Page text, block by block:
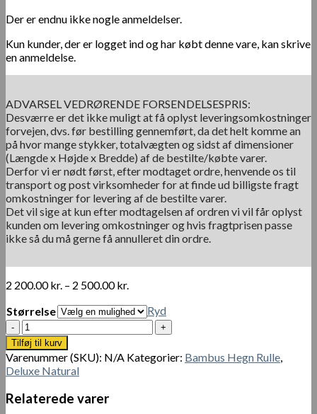
Der er endnu ikke nogle anmeldelser.
Kun kunder, der er logget ind og har købt denne vare, kan skrive
en anmeldelse.
ADVARSEL VEDRØRENDE FORSENDELSESPRIS:
Desværre er det ikke muligt at få oplyst leveringsomkostninger
forvejen, dvs. før bestilling gennemført, da det helt komme an
på hvor mange stykker, totalvægten og sidst af dimensioner
(Længde x Højde x Bredde) af de bestilte/købte varer.
Derfor vi er nødt først, efter modtaget ordre, henvende os til
transport og post virksomheder for at finde ud billigste fragt
omkostninger for levering af de bestilte varer.
Det vil sige at kun efter modtagelsen af ordren vi vil får oplyst
kunden om levering omkostninger og hvis fragtprisen passe
ikke så du må gerne få annulleret din ordre.
2 200.00kr. – 2 500.00kr.
200.00 kr.
til
2
500.00 kr.
Størrelse
Ryd
Stort
bambus
rullehegn
H180
x
L
200
Tilføj til kurv
Varenummer (SKU): N/A Kategorier: Bambus Hegn Rulle,
Deluxe Natural
Relaterede varer